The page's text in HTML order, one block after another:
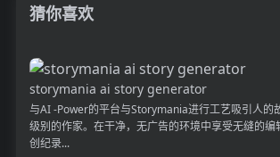
猜你喜欢
storymania ai story generator
与AI -Power的平台与Storymania进行工艺吸引人的
级别的作家。在干净，无广告的环境中享受无缝的编
创纪录...